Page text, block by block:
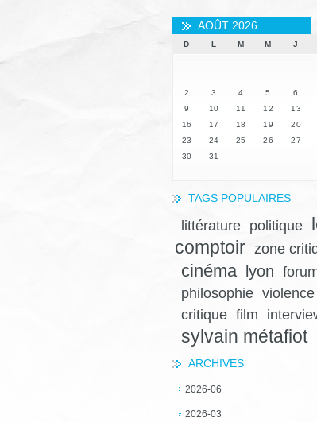
AOÛT 2026
D L M M J
2
3 4 5 6
9
10 11 12 13
16
17 18 19 20
23
24 25 26 27
30
31
TAGS POPULAIRES
littérature politique
comptoir zone
cinéma lyon
philosophie violence
critique film
sylvain métafiot
ARCHIVES
2026-06
2026-03